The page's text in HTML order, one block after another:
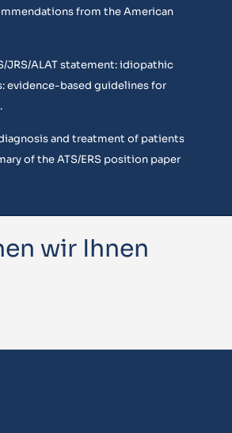
from the American
JRS/ALAT statement: idiopathic
evidence-based guidelines for
and treatment of patients
of the ATS/ERS position paper
wir Ihnen